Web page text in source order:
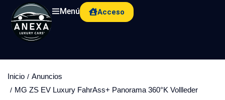
Menú Acceso
Inicio
Anuncios
MG ZS EV Luxury FahrAss+ Panorama 360°K Vollleder